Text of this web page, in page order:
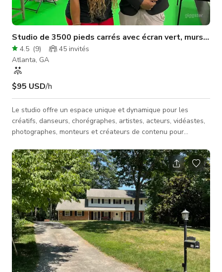
Studio de 3500 pieds carrés avec écran vert, murs
4.5 (9) 45 invités
Atlanta, GA
$95 USD/h
Le studio offre un espace unique et dynamique pour les
créatifs, danseurs, chorégraphes, artistes, acteurs, vidéastes,
photographes, monteurs et créateurs de contenu pour
studio vise à rassembler une communauté de personnes
partageant les mêmes idées, passionnées par leur art et
cherchant un environnement de soutien et de collaboration
pour grandir et prospérer. Mur cyclo blanc Mur cyclo noir Mur
cyclo écran vert Espace studi